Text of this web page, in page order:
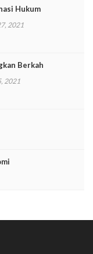
Hukum
2021
Berkah
2021